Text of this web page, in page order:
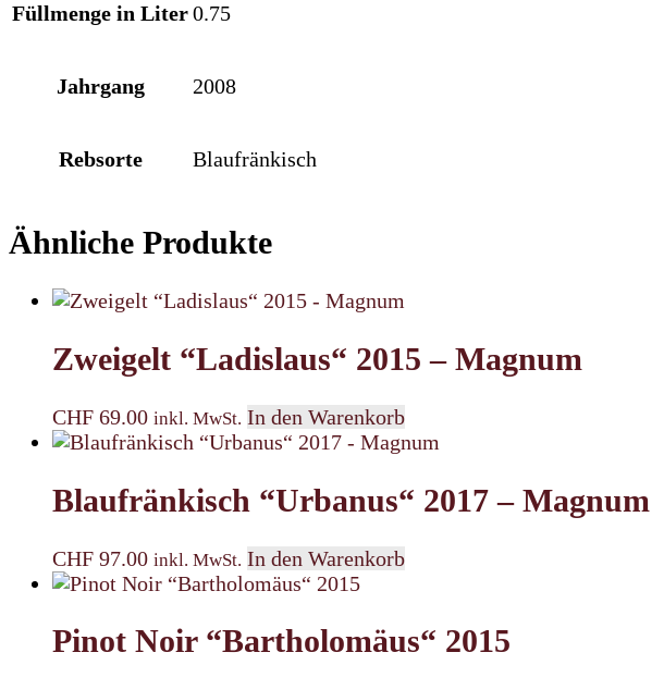
Füllmenge in Liter0.75
Jahrgang 2008
Rebsorte Blaufränkisch
Ähnliche Produkte
Zweigelt “Ladislaus“ 2015 – Magnum
CHF 69.00 inkl. MwSt. In den Warenkorb
Blaufränkisch “Urbanus“ 2017 – Magnum
CHF 97.00 inkl. MwSt. In den Warenkorb
Pinot Noir “Bartholomäus“ 2015